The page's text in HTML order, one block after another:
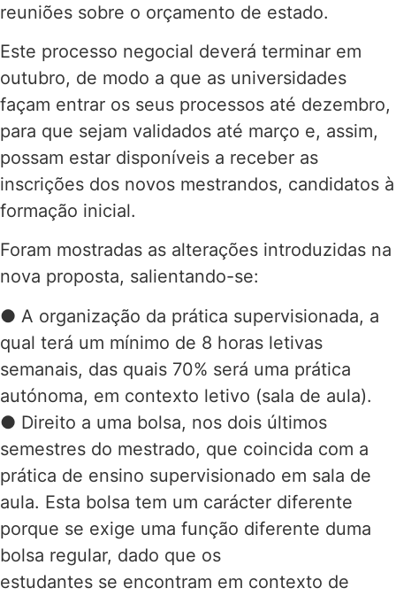
reuniões sobre o orçamento de estado.
Este processo negocial deverá terminar em
outubro, de modo a que as universidades
façam entrar os seus processos até dezembro,
para que sejam validados até março e, assim,
possam estar disponíveis a receber as
inscrições dos novos mestrandos, candidatos à
formação inicial.
Foram mostradas as alterações introduzidas na
nova proposta, salientando-se:
● A organização da prática supervisionada, a
qual terá um mínimo de 8 horas letivas
semanais, das quais 70% será uma prática
autónoma, em contexto letivo (sala de aula).
● Direito a uma bolsa, nos dois últimos
semestres do mestrado, que coincida com a
prática de ensino supervisionado em sala de
aula. Esta bolsa tem um carácter diferente
porque se exige uma função diferente duma
bolsa regular, dado que os
estudantes se encontram em contexto de